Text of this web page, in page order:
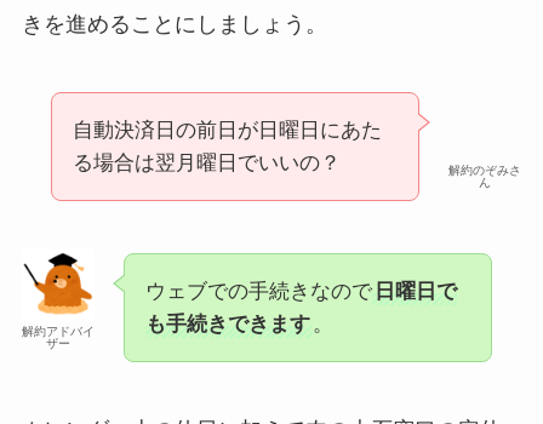
きを進めることにしましょう。
解約のぞみさ
ん
自動決済日の前日が日曜日にあた
る場合は翌月曜日でいいの？
解約アドバイ
ザー
ウェブでの手続きなので 日曜日で
も手続きできます。